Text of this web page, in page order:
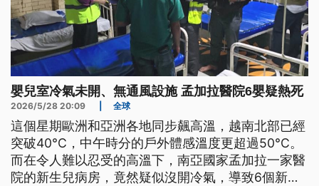
嬰兒室冷氣未開、無通風設施 孟加拉醫院6嬰疑熱死
2026/5/28 20:09 全球
這個星期歐洲和亞洲各地同步飆高溫，越南北部已經
突破40°C，中午時分的戶外體感溫度更超過50°C。
而在令人難以忍受的高溫下，南亞國家孟加拉一家醫
院的新生兒病房，竟然疑似沒開冷氣，導致6個新生